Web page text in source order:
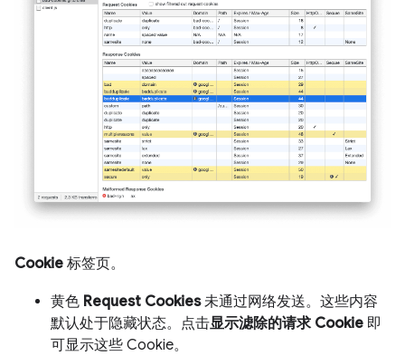
Cookie 标签页。
黄色 Request Cookies未通过网络发送。这些内容
默认处于隐藏状态。点击显示滤除的请求 Cookie 即
可显示这些 Cookie。